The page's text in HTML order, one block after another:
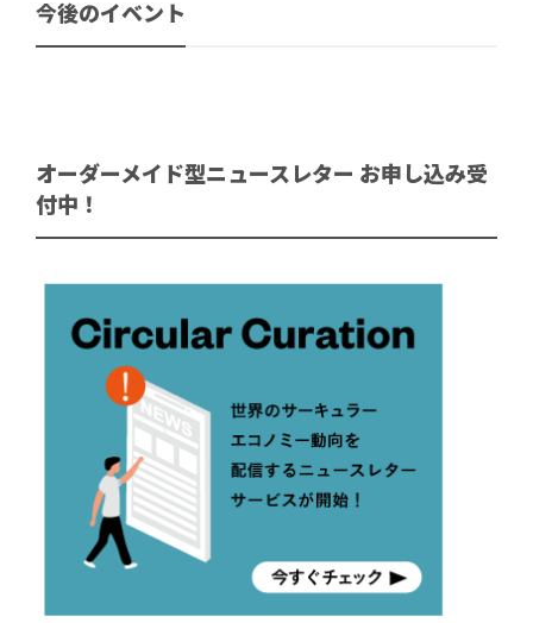
今後のイベント
オーダーメイド型ニュースレター お申し込み受
付中！